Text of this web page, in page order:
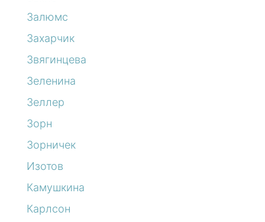
Залюмс
Захарчик
Звягинцева
Зеленина
Зеллер
Зорн
Зорничек
Изотов
Камушкина
Карлсон